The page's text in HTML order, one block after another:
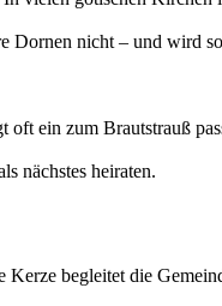
Dornen nicht – und wird
ein zum Brautstrauß
nächstes heiraten.
Kerze begleitet die